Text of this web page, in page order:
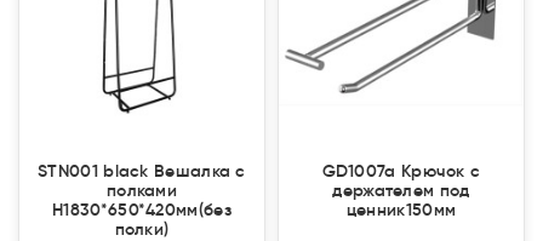
STN001 black Вешалка с
полками
Н1830*650*420мм(без
полки)
GD1007a Крючок с
держателем под
ценник150мм